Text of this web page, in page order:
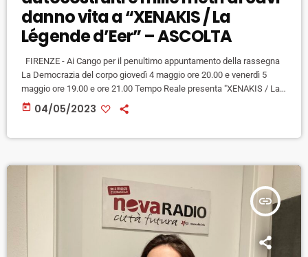
danno vita a “XENAKIS / La
Légende d’Eer” – ASCOLTA
FIRENZE - Ai Cango per il penultimo appuntamento della rassegna
La Democrazia del corpo giovedì 4 maggio ore 20.00 e venerdì 5
maggio ore 19.00 e ore 21.00 Tempo Reale presenta "XENAKIS / La
Légende d’Eer", opera audiovisiva performativa e installativa che
reinterpreta la storica composizione del 1977 del celebre
today 04/05/2023
insert_link